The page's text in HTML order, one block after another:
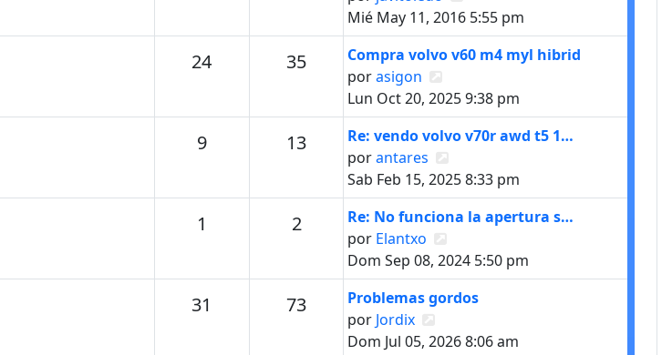
Mié May 11, 2016 5:55 pm
24Temas 35MensajesÚltimo mensaje
Compra volvo v60 m4 myl hibrid
porasigon
Lun Oct 20, 2025 9:38 pm
9Temas 13MensajesÚltimo mensaje
Re: vendo volvo v70r awd t5 1…
porantares
Sab Feb 15, 2025 8:33 pm
1 2MensajesÚltimo mensaje
Re: No funciona la apertura s…
por Elantxo
Dom Sep 08, 2024 5:50 pm
31 73MensajesÚltimo mensaje
Problemas gordos
por Jordix
Dom Jul 05, 2026 8:06 am